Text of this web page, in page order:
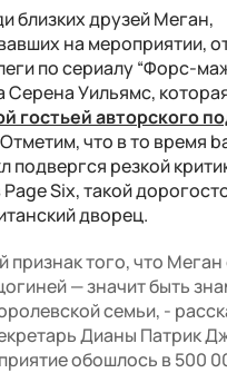
близких друзей Меган,
на мероприятии,
по сериалу “Форс-
Серена Уильямс,
гостьей авторского
что в то время
подвергся резкой
Six, такой
дворец.
признак того, что Меган
— значит быть
семьи, -
Дианы Патрик
обошлось в 500